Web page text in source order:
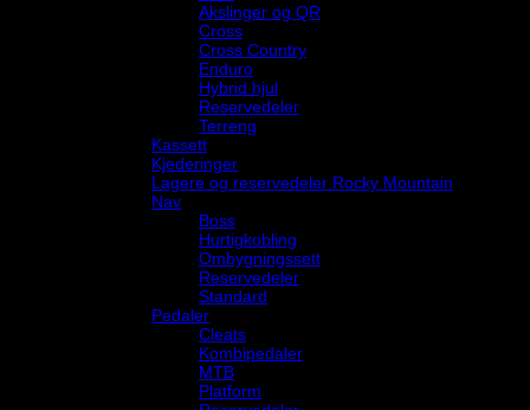
Akslinger og QR
Cross
Cross Country
Enduro
Hybrid hjul
Reservedeler
Terreng
Kassett
Kjederinger
Lagere og reservedeler Rocky Mountain
Nav
Boss
Hurtigkobling
Ombygningssett
Reservedeler
Standard
Pedaler
Cleats
Kombipedaler
MTB
Platform